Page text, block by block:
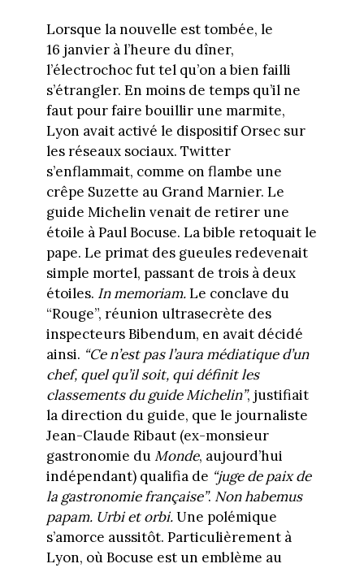
Lorsque la nouvelle est tombée, le
16 janvier à l’heure du dîner,
l’électrochoc fut tel qu’on a bien failli
s’étrangler. En moins de temps qu’il ne
faut pour faire bouillir une marmite,
Lyon avait activé le dispositif Orsec sur
les réseaux sociaux. Twitter
s’enflammait, comme on flambe une
crêpe Suzette au Grand Marnier. Le
guide Michelin venait de retirer une
étoile à Paul Bocuse. La bible retoquait le
pape. Le primat des gueules redevenait
simple mortel, passant de trois à deux
étoiles. In memoriam.Le conclave du
“Rouge”, réunion ultrasecrète des
inspecteurs Bibendum, en avait décidé
ainsi. “Ce n’est pas l’aura médiatique d’un
chef, quel qu’il soit, qui définit les
classements du guide Michelin”, justifiait
la direction du guide, que le journaliste
Jean-Claude Ribaut (ex-monsieur
gastronomie duMonde, aujourd’hui
indépendant) qualifia de “juge de paix de
la gastronomie française”. Non habemus
papam. Urbi et orbi.Une polémique
s’amorce aussitôt. Particulièrement à
Lyon, où Bocuse est un emblème au